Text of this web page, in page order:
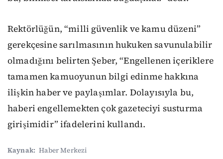
Rektörlüğün, “milli güvenlik ve kamu düzeni”
gerekçesine sarılmasının hukuken savunulabilir
olmadığını belirten Şeber, “Engellenen içeriklere
tamamen kamuoyunun bilgi edinme hakkına
ilişkin haber ve paylaşımlar. Dolayısıyla bu,
haberi engellemekten çok gazeteciyi susturma
girişimidir” ifadelerini kullandı.
Kaynak: Haber Merkezi